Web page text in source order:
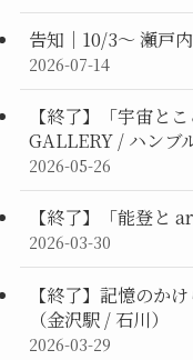
告知｜10/3〜 瀬戸
2026-07-14
【終了】「宇宙と
GALLERY / ハンブ
2026-05-26
【終了】「能登と
2026-03-30
【終了】記憶のか
（金沢駅 / 石川）
2026-03-29